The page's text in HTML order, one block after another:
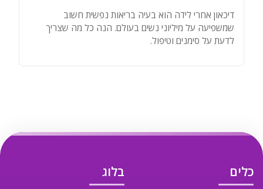
דיכאון אחרי לידה הוא בעיה בריאות נפשית חשוב
שמשפיעה על מיליוני נשים בעולם. הנה כל מה שצריך
לדעת על סימנים וטיפול.
כלים בלוג